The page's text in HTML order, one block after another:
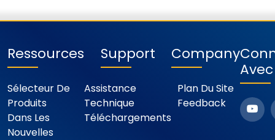
Ressources
Sélecteur De
Produits
Dans Les
Nouvelles
Support
Assistance
Technique
Téléchargements
Company
Plan Du Site
Feedback